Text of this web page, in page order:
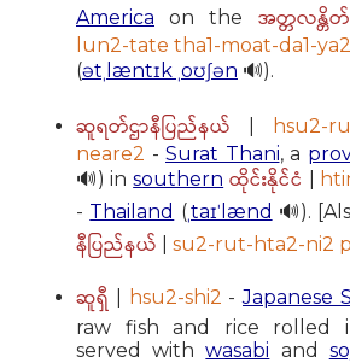
America on the အတ္တလန္တိတ်
lun2-tate tha1-moat-da1-ya2
(ətˌlæntɪk ˌoʊʃən 🔊).
ဆူရတ်ဌာနီပြည်နယ်
hsu2-
neare2 - Surat Thani, a
🔊) insouthern ထိုင်းနိုင်ငံ
- Thailand (ˌtaɪˈlænd 🔊).
နီပြည်နယ်
su2-rut-hta2-ni2
ဆူရှီ hsu2-shi2 -Japanese
raw fish and rice
served withwasabi and